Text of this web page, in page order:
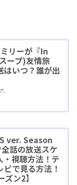
リーが『In
ープ)友情旅
はいつ？誰が出
,
ver. Season
話の放送スケ
・視聴方法！テ
で見る方法！
ズン2】